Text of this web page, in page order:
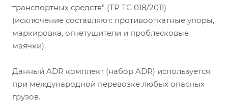
транспортных средств" (ТР ТС 018/2011)
(исключение составляют: противооткатные упоры,
маркировка, огнетушители и проблесковые
маячки).
Данный ADR комплект (набор ADR) используется
при международной перевозке любых опасных
грузов.